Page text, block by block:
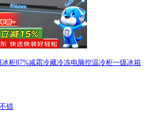
柜87%减霜冷藏冷冻电脑控温冷柜一级冰箱
错